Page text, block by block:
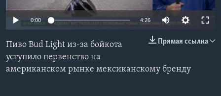
Learning English
СОЦИАЛЬНЫЕ СЕТИ
0:00 4:26
Прямая ссылка
Пиво Bud Light из-за бойкота
уступило первенство на
американском рынке мексиканскому бренду